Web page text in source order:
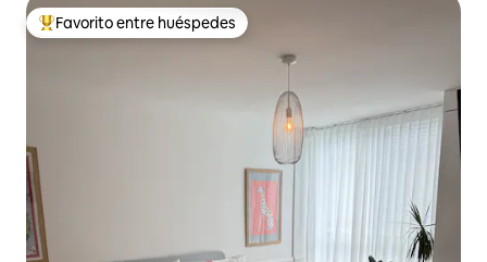
Favorito entre huéspedes preferido
Favorito entre huéspedes